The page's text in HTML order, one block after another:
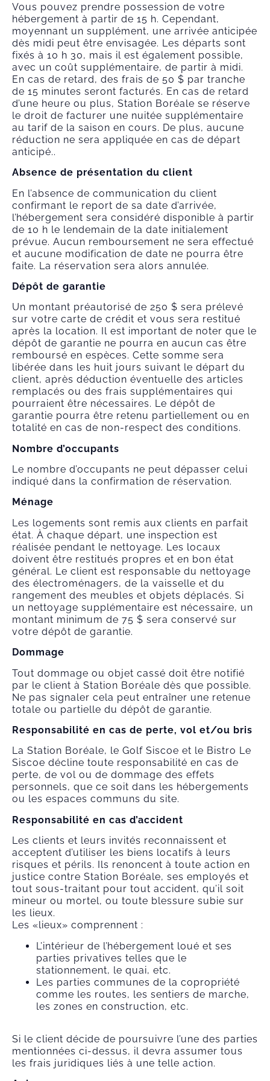
Vous pouvez prendre possession de votre
hébergement à partir de 15 h. Cependant,
moyennant un supplément, une arrivée anticipée
dès midi peut être envisagée. Les départs sont
fixés à 10 h 30, mais il est également possible,
avec un coût supplémentaire, de partir à midi.
En cas de retard, des frais de 50 $ par tranche
de 15 minutes seront facturés. En cas de retard
d’une heure ou plus, Station Boréale se réserve
le droit de facturer une nuitée supplémentaire
au tarif de la saison en cours. De plus, aucune
réduction ne sera appliquée en cas de départ
anticipé..
Absence de présentation du client
En l’absence de communication du client
confirmant le report de sa date d’arrivée,
l’hébergement sera considéré disponible à partir
de 10 h le lendemain de la date initialement
prévue. Aucun remboursement ne sera effectué
et aucune modification de date ne pourra être
faite. La réservation sera alors annulée.
Dépôt de garantie
Un montant préautorisé de 250 $ sera prélevé
sur votre carte de crédit et vous sera restitué
après la location. Il est important de noter que le
dépôt de garantie ne pourra en aucun cas être
remboursé en espèces. Cette somme sera
libérée dans les huit jours suivant le départ du
client, après déduction éventuelle des articles
remplacés ou des frais supplémentaires qui
pourraient être nécessaires. Le dépôt de
garantie pourra être retenu partiellement ou en
totalité en cas de non-respect des conditions.
Nombre d’occupants
Le nombre d’occupants ne peut dépasser celui
indiqué dans la confirmation de réservation.
Ménage
Les logements sont remis aux clients en parfait
état. À chaque départ, une inspection est
réalisée pendant le nettoyage. Les locaux
doivent être restitués propres et en bon état
général. Le client est responsable du nettoyage
des électroménagers, de la vaisselle et du
rangement des meubles et objets déplacés. Si
un nettoyage supplémentaire est nécessaire, un
montant minimum de 75 $ sera conservé sur
votre dépôt de garantie.
Dommage
Tout dommage ou objet cassé doit être notifié
par le client à Station Boréale dès que possible.
Ne pas signaler cela peut entraîner une retenue
totale ou partielle du dépôt de garantie.
Responsabilité en cas de perte, vol et/ou bris
La Station Boréale, le Golf Siscoe et le Bistro Le
Siscoe décline toute responsabilité en cas de
perte, de vol ou de dommage des effets
personnels, que ce soit dans les hébergements
ou les espaces communs du site.
Responsabilité en cas d’accident
Les clients et leurs invités reconnaissent et
acceptent d’utiliser les biens locatifs à leurs
risques et périls. Ils renoncent à toute action en
justice contre Station Boréale, ses employés et
tout sous-traitant pour tout accident, qu’il soit
mineur ou mortel, ou toute blessure subie sur
les lieux.
Les «lieux» comprennent :
L’intérieur de l’hébergement loué et ses
parties privatives telles que le
stationnement, le quai, etc.
Les parties communes de la copropriété
comme les routes, les sentiers de marche,
les zones en construction, etc.
Si le client décide de poursuivre l’une des parties
mentionnées ci-dessus, il devra assumer tous
les frais juridiques liés à une telle action.